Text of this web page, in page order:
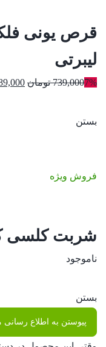
قرص یونی
لیبرتی
7%
739,000 تومان قیمت
بستن
فروش ویژه
شربت کلسی
ناموجود
بستن
پیوستن به اطلاع